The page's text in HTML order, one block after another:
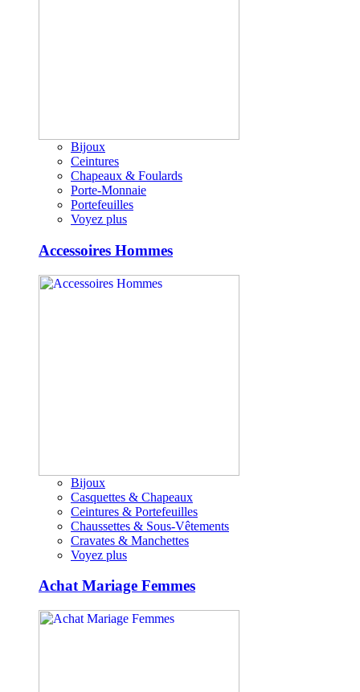
Bijoux
Ceintures
Chapeaux & Foulards
Porte-Monnaie
Portefeuilles
Voyez plus
Accessoires Hommes
Bijoux
Casquettes & Chapeaux
Ceintures & Portefeuilles
Chaussettes & Sous-Vêtements
Cravates & Manchettes
Voyez plus
Achat Mariage Femmes